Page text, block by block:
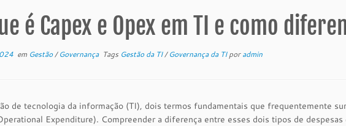
é Capex e Opex em TI e como
em Gestão/Governança Tags Gestão da TI/Governança da TIporadmin
de tecnologia da informação (TI), dois termos fundamentais que frequentemente
Expenditure). Compreender a diferença entre esses dois tipos de